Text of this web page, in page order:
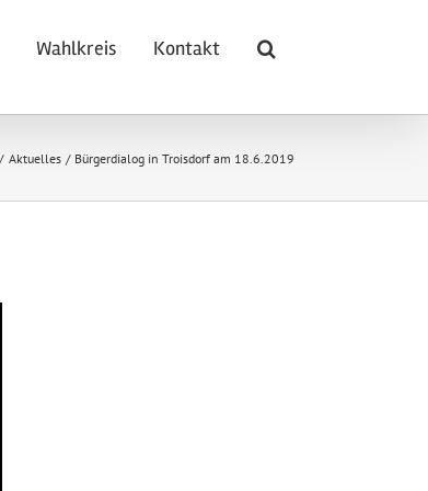
Wahlkreis Kontakt
Aktuelles Bürgerdialog in Troisdorf am 18.6.2019